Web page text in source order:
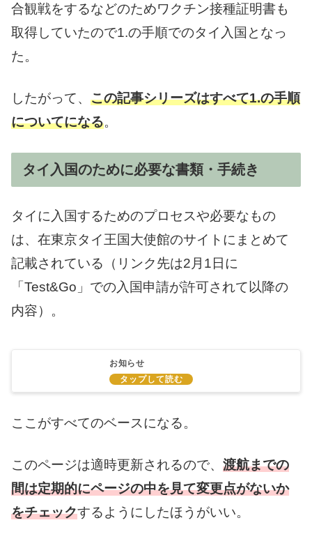
合観戦をするなどのためワクチン接種証明書も
取得していたので1.の手順でのタイ入国となっ
た。
したがって、 この記事シリーズはすべて1.の手順
についてになる。
タイ入国のために必要な書類・手続き
タイに入国するためのプロセスや必要なもの
は、在東京タイ王国大使館のサイトにまとめて
記載されている（リンク先は2月1日に
「Test&Go」での入国申請が許可されて以降の
内容）。
お知らせ
ここがすべてのベースになる。
このページは適時更新されるので、 渡航までの
間は定期的にページの中を見て変更点がないか
をチェックするようにしたほうがいい。